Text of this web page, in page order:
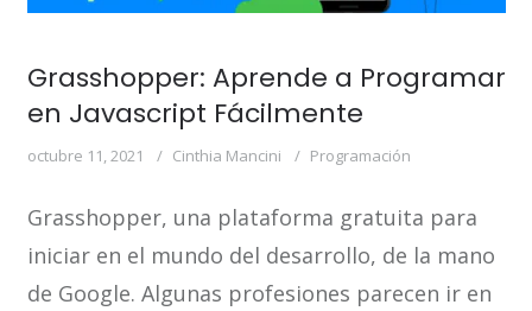
Grasshopper: Aprende a Programar
en Javascript Fácilmente
octubre 11, 2021 Cinthia Mancini Programación
Grasshopper, una plataforma gratuita para
iniciar en el mundo del desarrollo, de la mano
de Google. Algunas profesiones parecen ir en